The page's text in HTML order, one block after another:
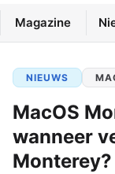
Magazine
NIEUWS
MacOS
wanneer
Monterey?